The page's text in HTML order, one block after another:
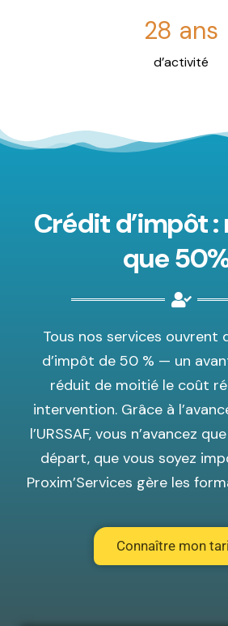
28 ans
d’activité
Crédit d’impôt :
que
Tous nos services ouvrent
d’impôt de 50 % — un
réduit de moitié le coût
intervention. Grâce à
l’URSSAF, vous n’avancez
départ, que vous soyez
Proxim’Services gère les
Connaître mon